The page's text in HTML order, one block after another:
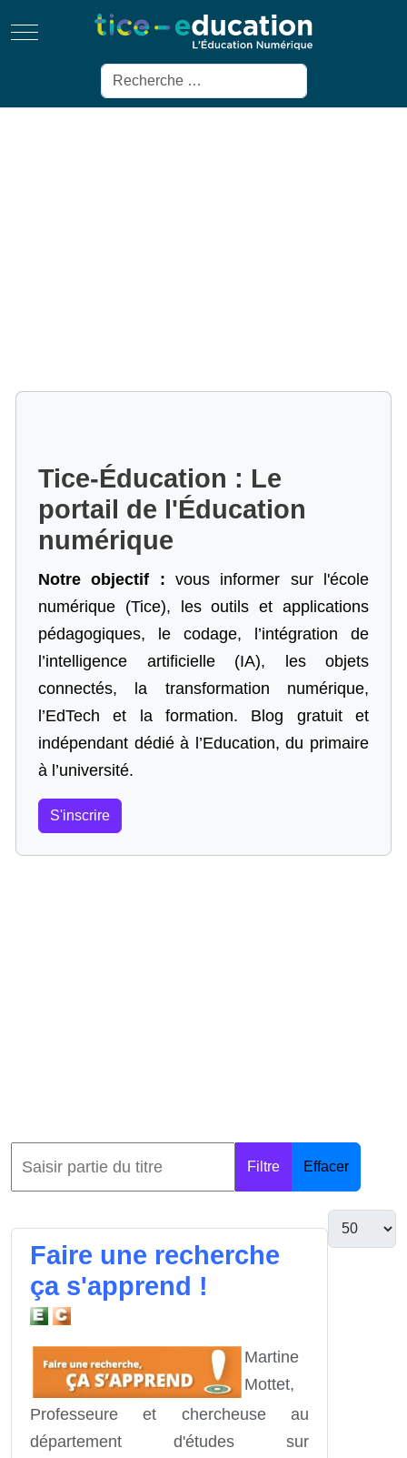
Mobile Menu Toggle
Rechercher
Tice-Éducation : Le
portail de l'Éducation
numérique
Notre objectif : vous informer sur l'école
numérique (Tice), les outils et applications
pédagogiques, le codage,
l’intégration de
l’intelligence artificielle (IA), les objets
connectés, la transformation numérique,
l’EdTech et la formation. Blog gratuit et
indépendant dédié à l’Education, du primaire
à l’université.
S'inscrire
Filtre Effacer
Faire une recherche
ça s'apprend !
Martine
Mottet,
Professeure et chercheuse au
département d'études sur